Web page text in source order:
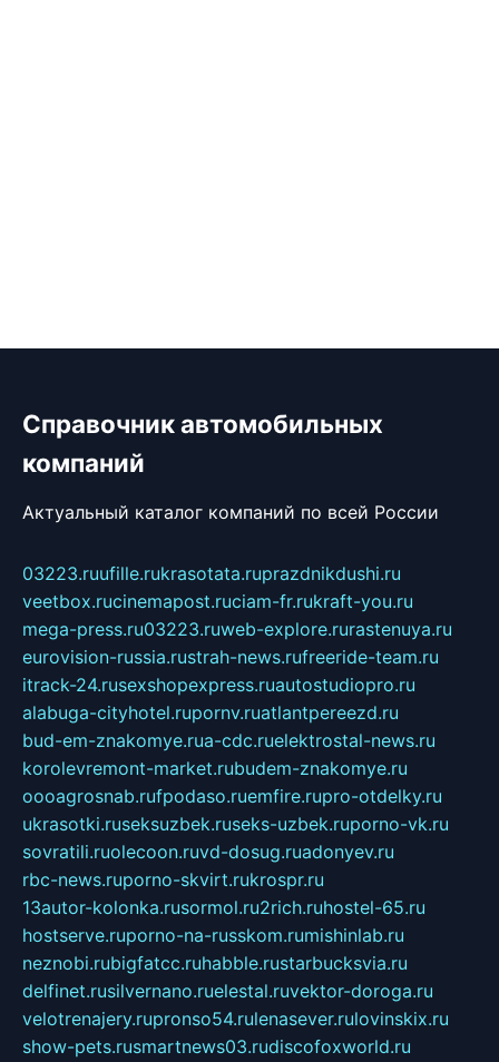
Справочник автомобильных
компаний
Актуальный каталог компаний по всей России
03223.ruufille.rukrasotata.ruprazdnikdushi.ru
veetbox.rucinemapost.ruciam-fr.rukraft-you.ru
mega-press.ru03223.ruweb-explore.rurastenuya.ru
eurovision-russia.rustrah-news.rufreeride-team.ru
itrack-24.rusexshopexpress.ruautostudiopro.ru
alabuga-cityhotel.rupornv.ruatlantpereezd.ru
bud-em-znakomye.rua-cdc.ruelektrostal-news.ru
korolevremont-market.rubudem-znakomye.ru
oooagrosnab.rufpodaso.ruemfire.rupro-otdelky.ru
ukrasotki.ruseksuzbek.ruseks-uzbek.ruporno-vk.ru
sovratili.ruolecoon.ruvd-dosug.ruadonyev.ru
rbc-news.ruporno-skvirt.rukrospr.ru
13autor-kolonka.rusormol.ru2rich.ruhostel-65.ru
hostserve.ruporno-na-russkom.rumishinlab.ru
neznobi.rubigfatcc.ruhabble.rustarbucksvia.ru
delfinet.rusilvernano.ruelestal.ruvektor-doroga.ru
velotrenajery.rupronso54.rulenasever.rulovinskix.ru
show-pets.rusmartnews03.rudiscofoxworld.ru